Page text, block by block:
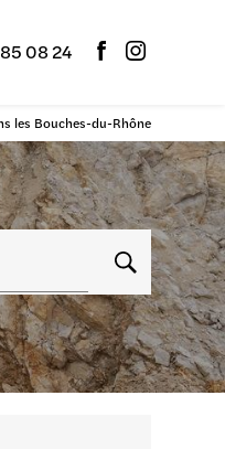
08 24
les Bouches-du-Rhône